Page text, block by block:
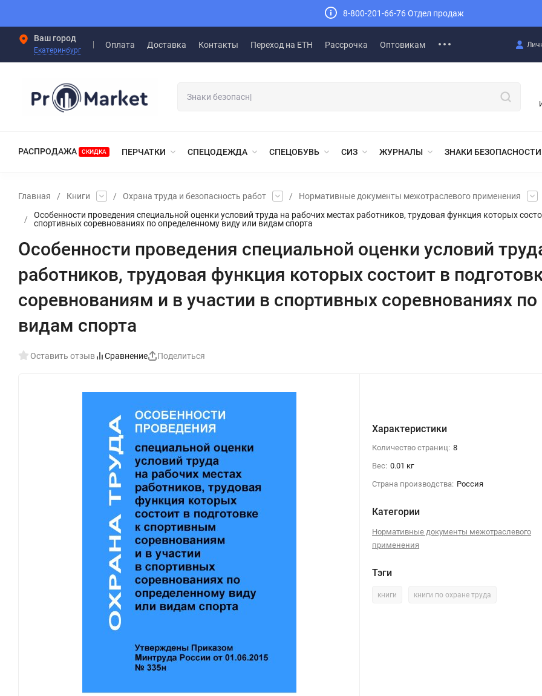
8-800-201-66-76 Отдел продаж
Ваш город
Екатеринбург
Оплата Доставка Контакты Переход на ЕТН Рассрочка Оптовикам
РАСПРОДАЖА СКИДКА ПЕРЧАТКИ СПЕЦОДЕЖДА СПЕЦОБУВЬ СИЗ ЖУРНАЛЫ ЗНАКИ БЕЗОПАСНОСТИ
Главная / Книги / Охрана труда и безопасность работ / Нормативные документы межотраслевого применения
/
Особенности проведения специальной оценки условий труда на рабочих местах работников, трудовая функция которых
спортивных соревнованиях по определенному виду или видам спорта
Особенности проведения специальной оценки условий
работников, трудовая функция которых состоит в
соревнованиям и в участии в спортивных соревнованиях
видам спорта
Оставить отзыв Сравнение Поделиться
Характеристики
Количество страниц: 8
Вес: 0.01 кг
Страна производства: Россия
Категории
Нормативные документы межотраслевого
применения
Тэги
книги книги по охране труда